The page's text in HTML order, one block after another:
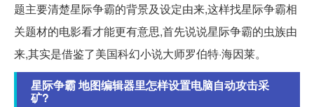
题主要清楚星际争霸的背景及设定由来,这样找星际争霸相
关题材的电影看才能更有意思,首先说说星际争霸的虫族由
来,其实是借鉴了美国科幻小说大师罗伯特·海因莱。
星际争霸 地图编辑器里怎样设置电脑自动攻击采
矿?